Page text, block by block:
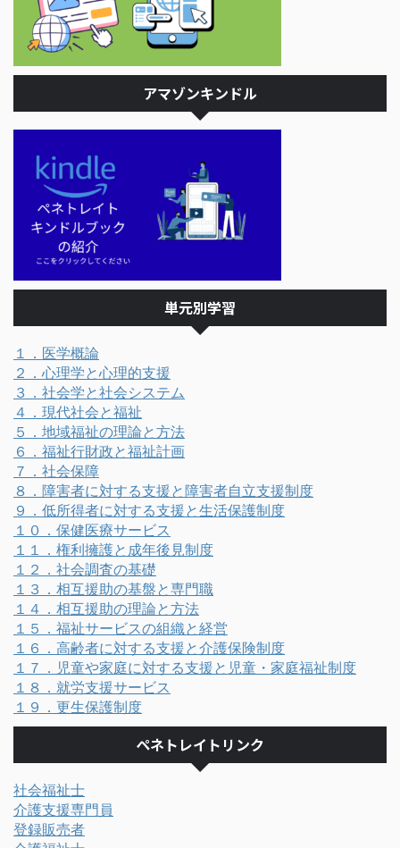
アマゾンキンドル
単元別学習
１．医学概論
２．心理学と心理的支援
３．社会学と社会システム
４．現代社会と福祉
５．地域福祉の理論と方法
６．福祉行財政と福祉計画
７．社会保障
８．障害者に対する支援と障害者自立支援制度
９．低所得者に対する支援と生活保護制度
１０．保健医療サービス
１１．権利擁護と成年後見制度
１２．社会調査の基礎
１３．相互援助の基盤と専門職
１４．相互援助の理論と方法
１５．福祉サービスの組織と経営
１６．高齢者に対する支援と介護保険制度
１７．児童や家庭に対する支援と児童・家庭福祉制度
１８．就労支援サービス
１９．更生保護制度
ペネトレイトリンク
社会福祉士
介護支援専門員
登録販売者